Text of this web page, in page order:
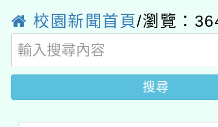
業技術研究院辦理「
用水績優單位及節水達
動」
115年8月22日(星期六
桃園市孔廟祈福系列
開 智慧啟航」
2026年桃園地景藝術
校園新聞首頁/瀏覽：
搜尋